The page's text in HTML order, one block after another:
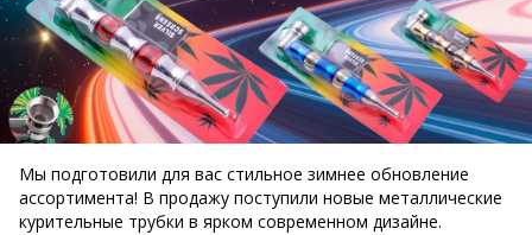
Мы подготовили для вас стильное зимнее обновление
ассортимента! В продажу поступили новые металлические
курительные трубки в ярком современном дизайне.